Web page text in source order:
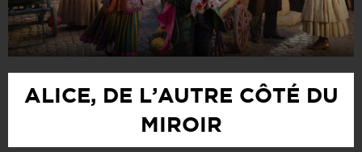
ALICE, DE L’AUTRE CÔTÉ DU
MIROIR